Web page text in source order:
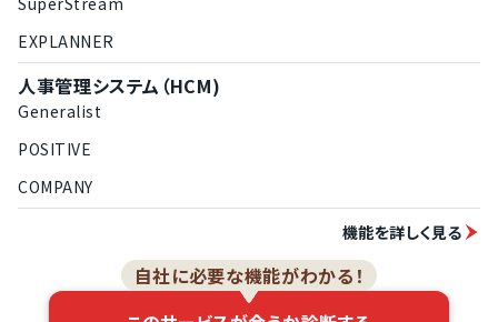
EXPLANNER
人事管理システム（HCM)
Generalist
POSITIVE
COMPANY
機能を詳しく見る
自社に必要な機能がわかる！